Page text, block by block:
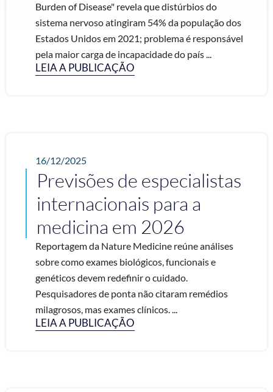
Burden of Disease" revela que distúrbios do
sistema nervoso atingiram 54% da população dos
Estados Unidos em 2021; problema é responsável
pela maior carga de incapacidade do país ...
LEIA A PUBLICAÇÃO
16/12/2025
Previsões de especialistas
internacionais para a
medicina em 2026
Reportagem da Nature Medicine reúne análises
sobre como exames biológicos, funcionais e
genéticos devem redefinir o cuidado.
Pesquisadores de ponta não citaram remédios
milagrosos, mas exames clínicos. ...
LEIA A PUBLICAÇÃO